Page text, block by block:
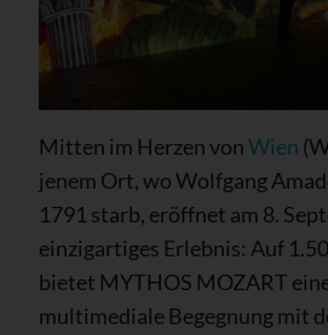
Mitten im Herzen vonWien
jenem Ort, wo Wolfgang
1791 starb, eröffnet am 8.
einzigartiges Erlebnis: Auf
bietet MYTHOS MOZART
multimediale Begegnung mit